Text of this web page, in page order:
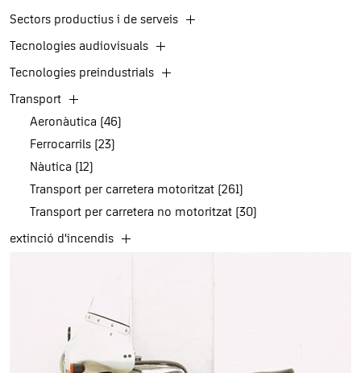
Sectors productius i de serveis
Tecnologies audiovisuals
Tecnologies preindustrials
Transport
Aeronàutica (46)
Ferrocarrils (23)
Nàutica (12)
Transport per carretera motoritzat (261)
Transport per carretera no motoritzat (30)
extinció d'incendis